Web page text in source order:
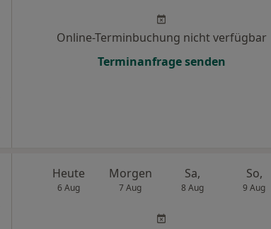
Online-Terminbuchung nicht verfügbar
Terminanfrage senden
Heute
6 Aug
Morgen
7 Aug
Sa,
8 Aug
So,
9 Aug